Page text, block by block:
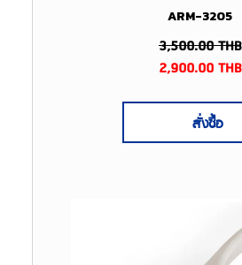
ARM-3205
3,500.00THB
2,900.00THB
สั่งซื้อ